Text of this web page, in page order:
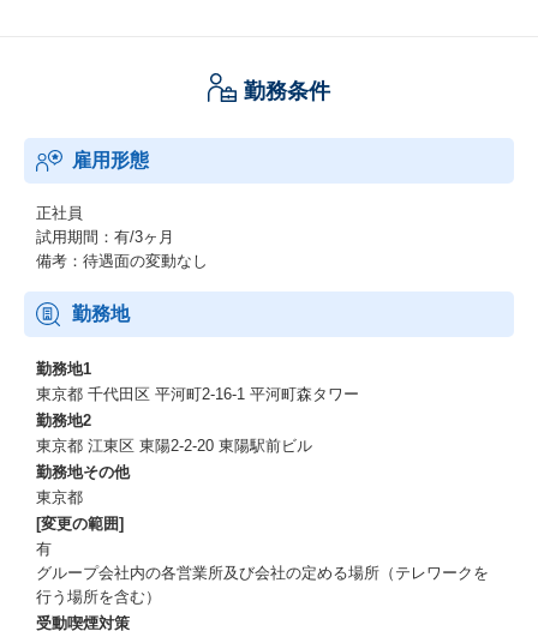
社員の「こんなことがやりたい」に積極的に支援！自らもエンジ
ニアであった社長により設立された為、エンジニアの考えを重
顧客に貢献した分だけ評価に反映される制度を設けるなど社員に
とって明確な評価体制を整えています。
◎案件事例：
大手通信事業者/金融機関/製造業向けインフラ基盤（ネットワー
ク/セキュリティ）構築案件
・詳細設計の策定
・設定作業の実行
・単体試験の策定/実行/評価
・結合試験の策定/実行/評価
・移行作業の策定/実行
◎仕事を通じてこのようなスキルが身に付いたり、将来目指され
るキャリアパス実現の為に当社がお役に立てます：
・日本国内を代表する大手企業様の大規模インフラ構築経験
・大規模インフラシステム(主にネットワーク領域)の設計思想
・高い品質を担保するための作業/管理手法
・社内外関係各所との調整/折衝能力
配属予定部門マネジャーからご応募者に向けてのメッセージ
勤務条件
雇用形態
正社員
試用期間：有/3ヶ月
備考：待遇面の変動なし
勤務地
勤務地1
東京都 千代田区 平河町2-16-1 平河町森タワー
勤務地2
東京都 江東区 東陽2-2-20 東陽駅前ビル
勤務地その他
東京都
[変更の範囲]
有
グループ会社内の各営業所及び会社の定める場所（テレワークを
行う場所を含む）
受動喫煙対策